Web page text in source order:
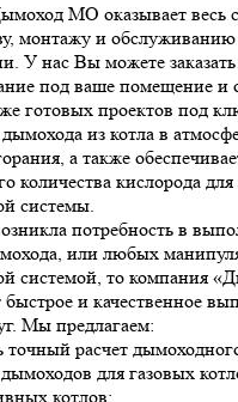
МО оказывает весь
монтажу и
У нас Вы можете
под ваше помещение и
готовых проектов под
из котла в
а также
количества кислорода
системы.
потребность в
или любых
системой, то компания
быстрое и качественное
Мы предлагаем:
точный расчет
для газовых
котлов;